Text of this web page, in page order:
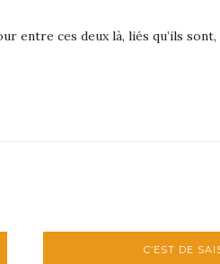
entre ces deux là, liés qu’ils sont,
C’EST DE